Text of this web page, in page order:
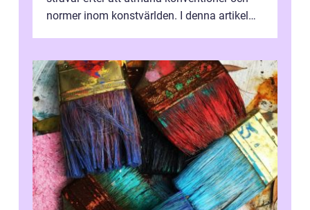
normer inom konstvärlden. I denna artikel